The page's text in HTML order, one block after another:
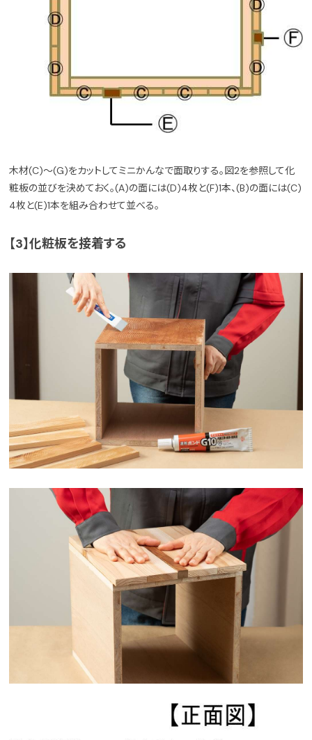
木材(C)～(G)をカットしてミニかんなで面取りする。図2を参照して化
粧板の並びを決めておく。(A)の面には(D)4枚と(F)1本、(B)の面には(C)
4枚と(E)1本を組み合わせて並べる。
【3】化粧板を接着する